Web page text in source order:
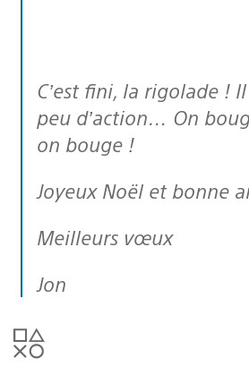
C’est fini, la rigolade ! Il va falloir un
peu d’action… On
on bouge !
Joyeux Noël et bonne
Meilleurs vœux
Jon